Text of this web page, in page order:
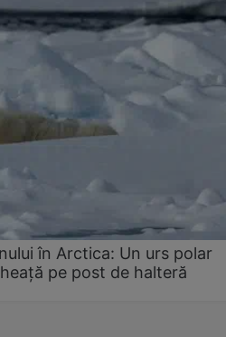
în Arctica: Un urs polar
pe post de halteră